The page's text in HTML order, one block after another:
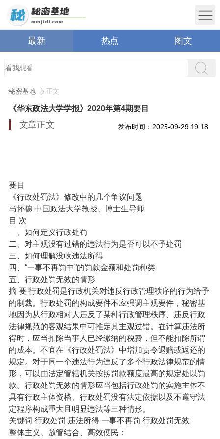
最新 热点 图文
秘密基地 正文
《华东政法大学学报》2020年第4期要目
文章正文 发布时间：2025-09-29 19:18
要目
《行政处罚法》修改中的几个争议问题
马怀德 中国政法大学教授、博士生导师
目 次
一、如何定义行政处罚
二、对主观没有过错的违法行为是否可以不予处罚
三、如何理解没收违法所得
四、“一事不再罚中”的罚款金额和处罚种类
五、行政处罚无效的情形
摘 要 行政处罚是行政机关对违反行政管理秩序的行为给予
的制裁。行政处罚的构成要件不应强调主观要件，秘密基
地因为从行政相对人违反了某种行政管理秩序、违反行政
法律规范的客观结果中可推定其主观过错。在计算违法所
得时，应当扣除当事人已经缴纳的税费，但不能扣除所谓
的成本。不宜在《行政处罚法》中增加责令退赔或返还的
规定。对于同一个违法行为违反了多个行政法律规范的情
形，可以由法定管辖机关按照罚款额度最高的规定处以罚
款。行政处罚无效的情形应当包括行政处罚的实施主体不
具有行政主体资格、行政处罚没有法定依据以及不遵守法
定程序构成重大且明显违法等三种情形。
关键词 行政处罚 违法所得 一事不再罚 行政处罚无效
整体主义、放管结合、高效便民：